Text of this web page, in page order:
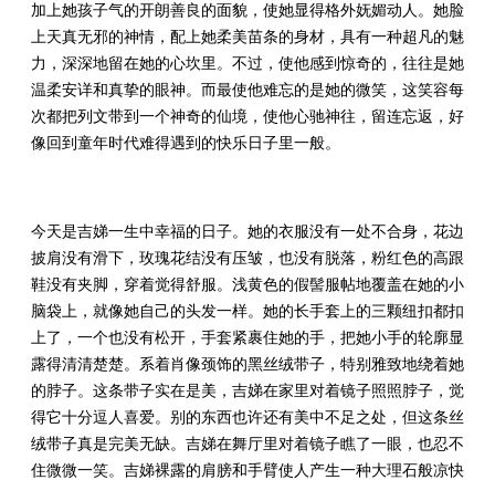
加上她孩子气的开朗善良的面貌，使她显得格外妩媚动人。她脸
上天真无邪的神情，配上她柔美苗条的身材，具有一种超凡的魅
力，深深地留在她的心坎里。不过，使他感到惊奇的，往往是她
温柔安详和真挚的眼神。而最使他难忘的是她的微笑，这笑容每
次都把列文带到一个神奇的仙境，使他心驰神往，留连忘返，好
像回到童年时代难得遇到的快乐日子里一般。
今天是吉娣一生中幸福的日子。她的衣服没有一处不合身，花边
披肩没有滑下，玫瑰花结没有压皱，也没有脱落，粉红色的高跟
鞋没有夹脚，穿着觉得舒服。浅黄色的假髻服帖地覆盖在她的小
脑袋上，就像她自己的头发一样。她的长手套上的三颗纽扣都扣
上了，一个也没有松开，手套紧裹住她的手，把她小手的轮廓显
露得清清楚楚。系着肖像颈饰的黑丝绒带子，特别雅致地绕着她
的脖子。这条带子实在是美，吉娣在家里对着镜子照照脖子，觉
得它十分逗人喜爱。别的东西也许还有美中不足之处，但这条丝
绒带子真是完美无缺。吉娣在舞厅里对着镜子瞧了一眼，也忍不
住微微一笑。吉娣裸露的肩膀和手臂使人产生一种大理石般凉快